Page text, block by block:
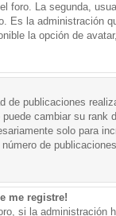
foro. La segunda,
Es la administración
la opción de
de publicaciones
cambiar su rank
solo para
de
me registre!
si la administración